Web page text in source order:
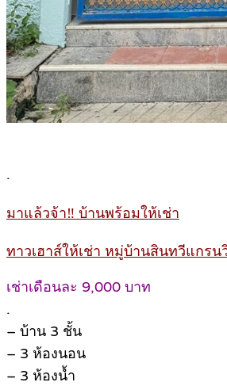
.
มาแล้วจ้า‼️ บ้านพร้อมให้เช่า
ทาวเฮาส์ให้เช่า หมู่บ้านสินทวีแกรน
เช่าเดือนละ 9,000 บาท
.
– บ้าน 3 ชั้น
– 3 ห้องนอน
– 3 ห้องน้ำ